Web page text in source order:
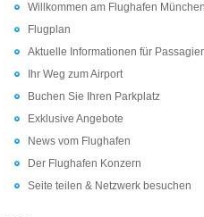
Willkommen am Flughafen
Flugplan
Aktuelle Informationen für
Ihr Weg zum Airport
Buchen Sie Ihren Parkplatz
Exklusive Angebote
News vom Flughafen
Der Flughafen Konzern
Seite teilen & Netzwerk besuchen